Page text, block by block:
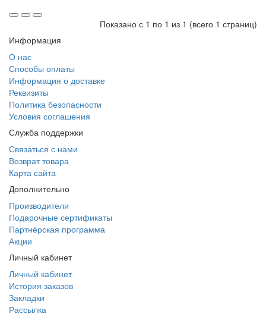
Показано с 1 по 1 из 1 (всего 1 страниц)
Информация
О нас
Способы оплаты
Информация о доставке
Реквизиты
Политика безопасности
Условия соглашения
Служба поддержки
Связаться с нами
Возврат товара
Карта сайта
Дополнительно
Производители
Подарочные сертификаты
Партнёрская программа
Акции
Личный кабинет
Личный кабинет
История заказов
Закладки
Рассылка